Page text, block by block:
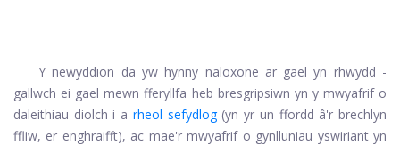
Y newyddion da yw hynny naloxone ar gael yn rhwydd -
gallwch ei gael mewn fferyllfa heb bresgripsiwn yn y mwyafrif o
daleithiau diolch i a rheol sefydlog (yn yr un ffordd â'r brechlyn
ffliw, er enghraifft), ac mae'r mwyafrif o gynlluniau yswiriant yn